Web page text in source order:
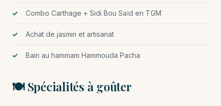
Combo Carthage + Sidi Bou Saïd en TGM
Achat de jasmin et artisanat
Bain au hammam Hammouda Pacha
🍽️ Spécialités à goûter